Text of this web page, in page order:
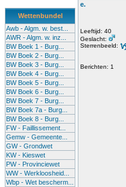
Wettenbundel
Awb - Algm. w. best...
AWR - Algm. w. inz...
BW Boek 1 - Burg...
BW Boek 2 - Burg...
BW Boek 3 - Burg...
BW Boek 4 - Burg...
BW Boek 5 - Burg...
BW Boek 6 - Burg...
BW Boek 7 - Burg...
BW Boek 7a - Burg...
BW Boek 8 - Burg...
FW - Faillissement...
Gemw - Gemeente...
GW - Grondwet
KW - Kieswet
PW - Provinciewet
WW - Werkloosheid...
Wbp - Wet bescherm...
e.
Leeftijd: 40
Geslacht:
Sterrenbeeld:
Berichten: 1